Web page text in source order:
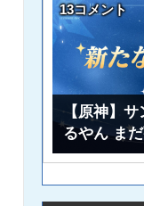
13コメント
【原神】サ
るやん ま